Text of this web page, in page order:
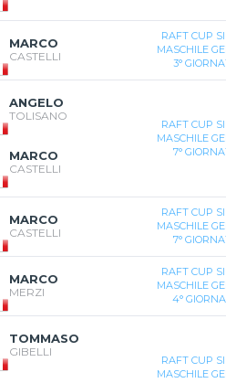
MARCO
CASTELLI
RAFT CUP
MASCHILE
3°
ANGELO
TOLISANO
MARCO
CASTELLI
RAFT CUP
MASCHILE
7°
MARCO
CASTELLI
RAFT CUP
MASCHILE
7°
MARCO
MERZI
RAFT CUP
MASCHILE
4°
TOMMASO
GIBELLI
RAFT CUP
MASCHILE